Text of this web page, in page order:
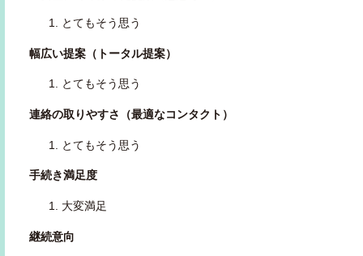
とてもそう思う
幅広い提案（トータル提案）
とてもそう思う
連絡の取りやすさ（最適なコンタクト）
とてもそう思う
手続き満足度
大変満足
継続意向